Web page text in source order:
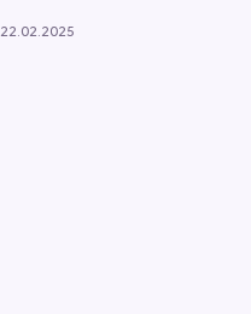
22.02.2025